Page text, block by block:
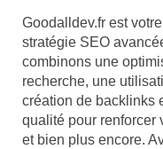
Goodalldev.fr est
stratégie SEO
combinons une
recherche, une
création de backlinks
qualité pour renforcer
et bien plus encore.